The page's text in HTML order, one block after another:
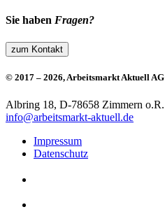
Sie haben Fragen?
zum Kontakt
© 2017 – 2026, Arbeitsmarkt Aktuell AG
Albring 18, D-78658 Zimmern o.R.
info@arbeitsmarkt-aktuell.de
Impressum
Datenschutz